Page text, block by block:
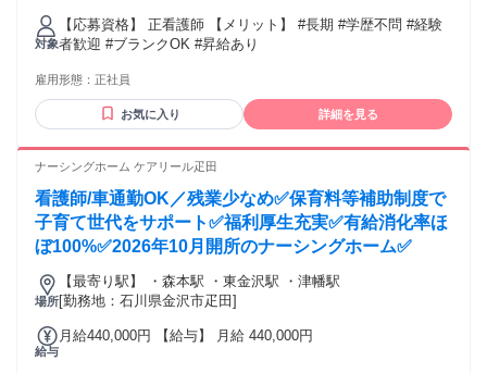
対象
【応募資格】 正看護師 【メリット】 #長期 #学歴不問 #経験
者歓迎 #ブランクOK #昇給あり
雇用形態： 正社員
お気に入り 詳細を見る
ナーシングホーム ケアリール疋田
看護師/車通勤OK／残業少なめ✅保育料等補助制度で
子育て世代をサポート✅福利厚生充実✅有給消化率ほ
ぼ100%✅2026年10月開所のナーシングホーム✅
場所
【最寄り駅】 ・森本駅 ・東金沢駅 ・津幡駅
[勤務地：石川県金沢市疋田]
給与
月給440,000円 【給与】 月給 440,000円